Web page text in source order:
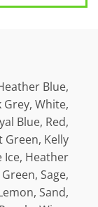
Blue,
Grey, White,
Blue, Red,
Green, Kelly
Ice, Heather
Sage,
Sand,